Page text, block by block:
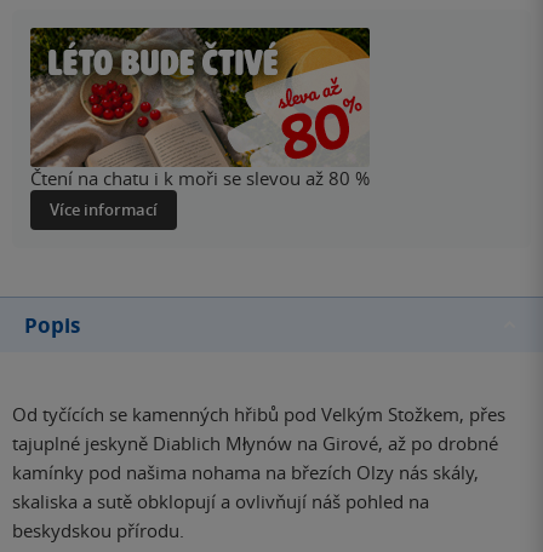
Čtení na chatu i k moři se slevou až 80 %
Více informací
Popis
Od tyčících se kamenných hřibů pod Velkým Stožkem, přes
tajuplné jeskyně Diablich Młynów na Girové, až po drobné
kamínky pod našima nohama na březích Olzy nás skály,
skaliska a sutě obklopují a ovlivňují náš pohled na
beskydskou přírodu.